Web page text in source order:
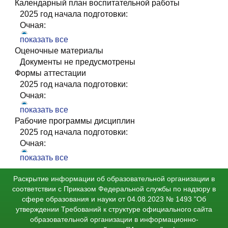
УП_36.03.02_Зоотехния Биотехнология,
разведение, генетика и селекция животных 2025-
2030 ЗФО
РПВ_36.03.02 Зоотехния 2025-26 уч.г
Календарный план воспитательной работы
2025 год начала подготовки:
Очная:
РПВ_36.03.02 Зоотехния 2025-26 уч.г
Заочная:
РПВ_36.03.02 Зоотехния 2025-26 уч.г
показать все
Оценочные материалы
Документы не предусмотрены
Формы аттестации
2025 год начала подготовки:
Очная:
gia_2025 36.03.02 Биотехнология, разведение,
генетика и селекция животных
Заочная:
gia_2025 36.03.02 Биотехнология, разведение,
генетика и селекция животных
показать все
Рабочие программы дисциплин
2025 год начала подготовки:
Очная:
rpd_2025_Аграрная экономика_ОФО
rpd_2025_Биология_ОФО
rpd_2025_Биотехника воспроизводства с
основами акушерства_ОФО
rpd_2025_Ботаника_ОФО
rpd_2025_Звероводство_ОФО
показать все
Раскрытие информации об образовательной организации в
соответствии с Приказом Федеральной службы по надзору в
сфере образования и науки от 04.08.2023 № 1493 "Об
утверждении Требований к структуре официального сайта
образовательной организации в информационно-